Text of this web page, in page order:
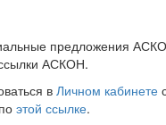
предложения
АСКОН.
в Личном кабинете
этой ссылке.